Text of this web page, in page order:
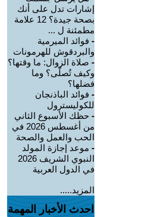
إشارات تدل على أنك
بصحة جيدة؟ 12 علامة
مطمئنة ل ...
- فوائد الميرمية
والبردقوش للهرمونات
- صلاة الزوال: ما وقتها؟
وكيف تُصلّى؟ وما
فضلها؟
- فوائد الباذنجان
للكوليسترول
- حظك الأسبوع الثاني
من أغسطس 2026 في
الحب والعمل والصحة
- موعد إجازة المولد
النبوي الشريف 2026
في الدول العربية
المزيد.....
احدث الأخبار المهمة